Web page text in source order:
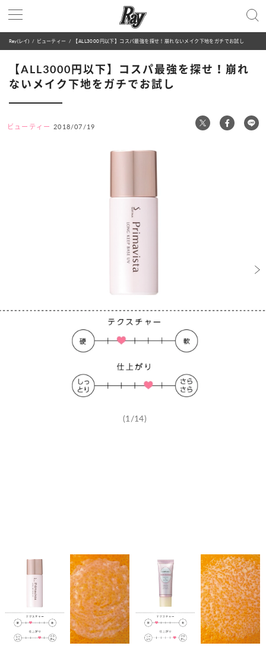
Ray(レイ) ビューティー 【ALL3000円以下】コスパ最強を探せ！崩れないメイク下地をガチでお試し
【ALL3000円以下】コスパ最強を探せ！崩れ
ないメイク下地をガチでお試し
ビューティー 2018/07/19
(1/14)